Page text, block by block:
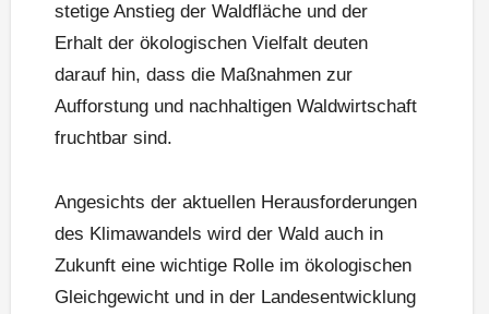
stetige Anstieg der Waldfläche und der
Erhalt der ökologischen Vielfalt deuten
darauf hin, dass die Maßnahmen zur
Aufforstung und nachhaltigen Waldwirtschaft
fruchtbar sind.
Angesichts der aktuellen Herausforderungen
des Klimawandels wird der Wald auch in
Zukunft eine wichtige Rolle im ökologischen
Gleichgewicht und in der Landesentwicklung